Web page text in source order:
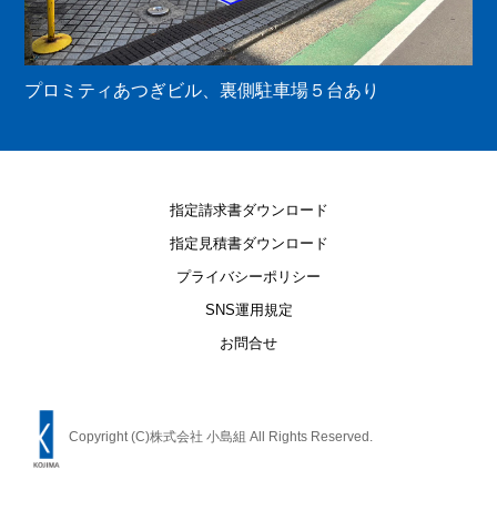
プロミティあつぎビル、裏側駐車場５台あり
指定請求書ダウンロード
指定見積書ダウンロード
プライバシーポリシー
SNS運用規定
お問合せ
Copyright (C)株式会社 小島組 All Rights Reserved.